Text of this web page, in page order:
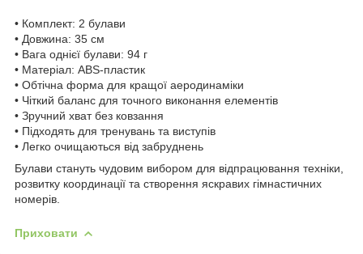
• Комплект: 2 булави
• Довжина: 35 см
• Вага однієї булави: 94 г
• Матеріал: ABS-пластик
• Обтічна форма для кращої аеродинаміки
• Чіткий баланс для точного виконання елементів
• Зручний хват без ковзання
• Підходять для тренувань та виступів
• Легко очищаються від забруднень
Булави стануть чудовим вибором для відпрацювання техніки,
розвитку координації та створення яскравих гімнастичних
номерів.
Приховати